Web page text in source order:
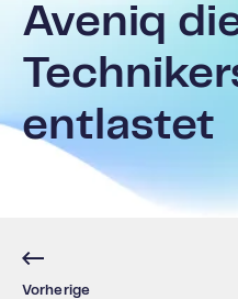
Aveniq
entlastet
Vorherige